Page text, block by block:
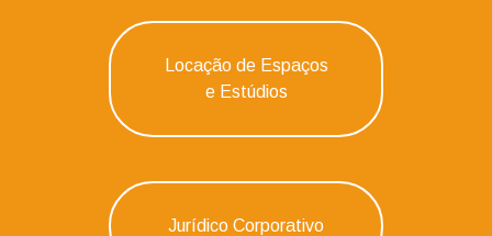
Locação de Espaços
e Estúdios
Jurídico Corporativo